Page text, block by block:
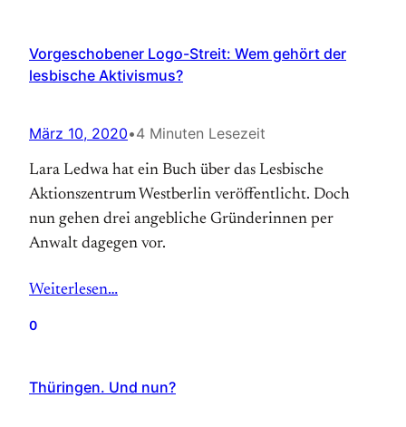
Vorgeschobener Logo-Streit: Wem gehört der
lesbische Aktivismus?
März 10, 2020•4 Minuten Lesezeit
Lara Ledwa hat ein Buch über das Lesbische
Aktionszentrum Westberlin veröffentlicht. Doch
nun gehen drei angebliche Gründerinnen per
Anwalt dagegen vor.
Weiterlesen…
0
Thüringen. Und nun?